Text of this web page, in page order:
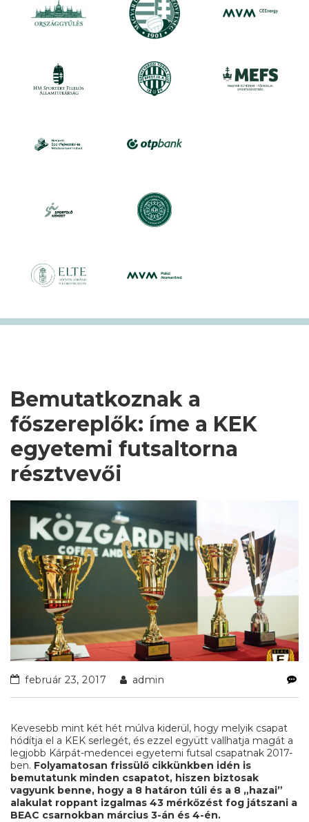
Bemutatkoznak a
főszereplők: íme a KEK
egyetemi futsaltorna
résztvevői
február 23, 2017 admin
Kevesebb mint két hét múlva kiderül, hogy melyik csapat
hódítja el a KEK serlegét, és ezzel együtt vallhatja magát a
legjobb Kárpát-medencei egyetemi futsal csapatnak 2017-
ben. Folyamatosan frissülő cikkünkben idén is
bemutatunk minden csapatot, hiszen biztosak
vagyunk benne, hogy a 8 határon túli és a 8 „hazai”
alakulat roppant izgalmas 43 mérkőzést fog játszani a
BEAC csarnokban március 3-án és 4-én.